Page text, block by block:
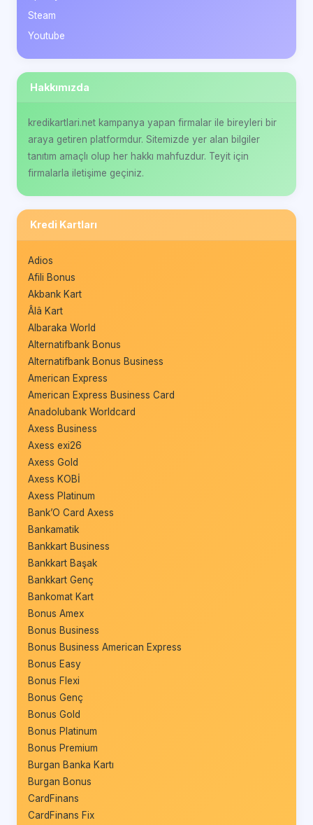
Steam
Youtube
Hakkımızda
kredikartlari.net kampanya yapan firmalar ile bireyleri bir
araya getiren platformdur. Sitemizde yer alan bilgiler
tanıtım amaçlı olup her hakkı mahfuzdur. Teyit için
firmalarla iletişime geçiniz.
Kredi Kartları
Adios
Afili Bonus
Akbank Kart
Âlâ Kart
Albaraka World
Alternatifbank Bonus
Alternatifbank Bonus Business
American Express
American Express Business Card
Anadolubank Worldcard
Axess Business
Axess exi26
Axess Gold
Axess KOBİ
Axess Platinum
Bank’O Card Axess
Bankamatik
Bankkart Business
Bankkart Başak
Bankkart Genç
Bankomat Kart
Bonus Amex
Bonus Business
Bonus Business American Express
Bonus Easy
Bonus Flexi
Bonus Genç
Bonus Gold
Bonus Platinum
Bonus Premium
Burgan Banka Kartı
Burgan Bonus
CardFinans
CardFinans Fix